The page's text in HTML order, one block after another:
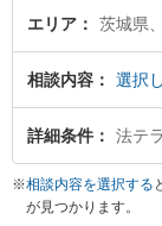
エリア 茨城県
相談内容 選択
詳細条件 法テ
※相談内容を選択する
が見つかります。